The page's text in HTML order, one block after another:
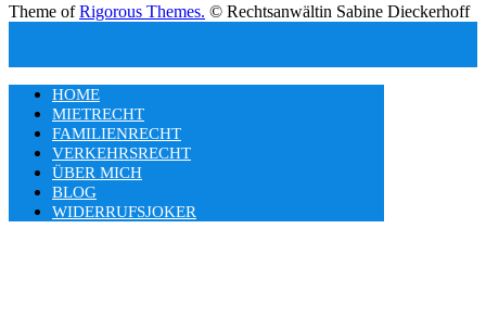
Theme ofRigorous Themes. © Rechtsanwältin Sabine Dieckerhoff
HOME
MIETRECHT
FAMILIENRECHT
VERKEHRSRECHT
ÜBER MICH
BLOG
WIDERRUFSJOKER